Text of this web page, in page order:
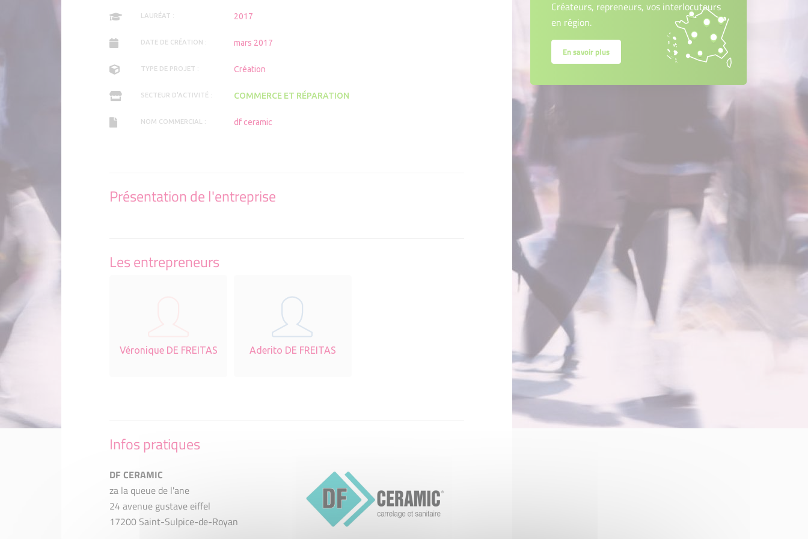
LAURÉAT : 2017
DATE DE CRÉATION : mars 2017
TYPE DE PROJET : Création
SECTEUR D'ACTIVITÉ : COMMERCE ET RÉPARATION
NOM COMMERCIAL : df ceramic
Présentation de l'entreprise
Les entrepreneurs
Véronique DE FREITAS Aderito DE FREITAS
Infos pratiques
DF CERAMIC
za la queue de l'ane
24 avenue gustave eiffel
17200 Saint-Sulpice-de-Royan
Créateurs, repreneurs, vos interlocuteurs
en région.
En savoir plus